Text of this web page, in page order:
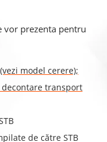
vor prezenta pentru
model cerere);
transport
de către STB